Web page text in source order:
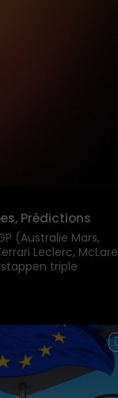
Prédictions
(Australie Mars,
Leclerc,
triple